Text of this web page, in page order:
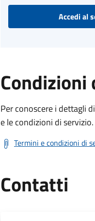
Accedi al
Per conoscere i dettagli
e le condizioni di servizio.
Termini e condizioni di
Contatti